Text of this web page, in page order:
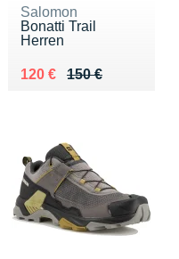
Salomon
Bonatti Trail
Herren
150 €
Au lieu de 150 €
120 €
Vendu 120 €